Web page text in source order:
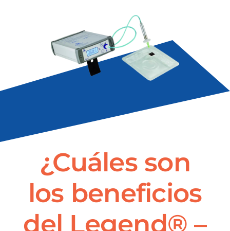
¿Cuáles son
los beneficios
del Legend® –